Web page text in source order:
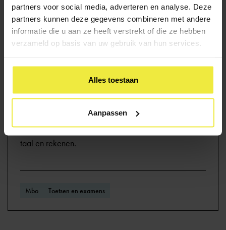
partners voor social media, adverteren en analyse. Deze
partners kunnen deze gegevens combineren met andere
informatie die u aan ze heeft verstrekt of die ze hebben
verzameld op basis van uw gebruik van hun services.
Alles toestaan
Aanpassen
Lees meer
Krijg je in het mbo examens
voor taal en rekenen?
Ja, in het mbo krijg je examens voor Nederlandse
taal en rekenen.
Mbo Toetsen en examens